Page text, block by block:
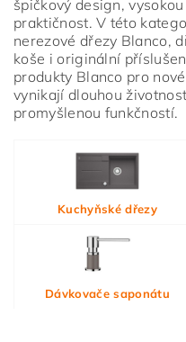
osobních údajů
špičkový design,
praktičnost. V této
nerezové dřezy Blanco,
koše i originální
produkty Blanco pro
vynikají dlouhou
promyšlenou funkčností.
Kuchyňské dřezy
Dávkovače saponátu